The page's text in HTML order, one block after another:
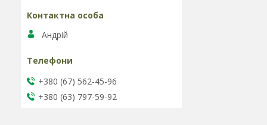
Андрій
+380 (67) 562-45-96
+380 (63) 797-59-92